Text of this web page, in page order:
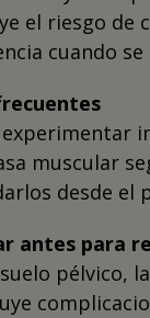
el riesgo de
cuando
muscular
desde el
antes para
pélvico,